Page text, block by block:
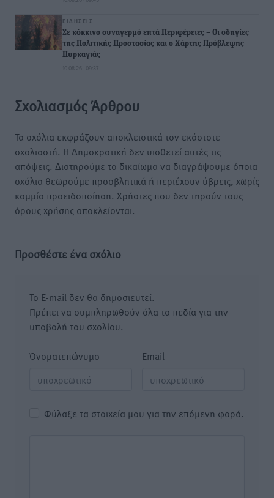
ΕΙΔΉΣΕΙΣ
Σε κόκκινο συναγερμό επτά Περιφέρειες – Οι οδηγίες
της Πολιτικής Προστασίας και ο Χάρτης Πρόβλεψης
Πυρκαγιάς
10.08.26 · 09:37
Σχολιασμός Άρθρου
Τα σχόλια εκφράζουν αποκλειστικά τον εκάστοτε
σχολιαστή. Η Δημοκρατική δεν υιοθετεί αυτές τις
απόψεις. Διατηρούμε το δικαίωμα να διαγράψουμε όποια
σχόλια θεωρούμε προσβλητικά ή περιέχουν ύβρεις, χωρίς
καμμία προειδοποίηση. Χρήστες που δεν τηρούν τους
όρους χρήσης αποκλείονται.
Προσθέστε ένα σχόλιο
Το E-mail δεν θα δημοσιευτεί.
Πρέπει να συμπληρωθούν όλα τα πεδία για την
υποβολή του σχολίου.
Όνοματεπώνυμο Email
Φύλαξε τα στοιχεία μου για την επόμενη φορά.